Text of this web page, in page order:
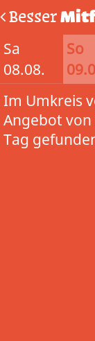
Besser
Sa
08.08.
So
Im Umkreis
Angebot von
Tag